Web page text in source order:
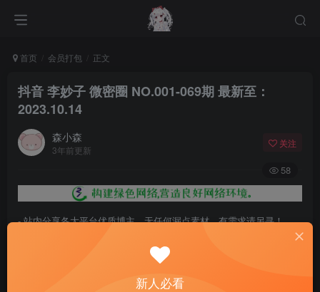
首页 会员打包 正文
抖音 李妙子 微密圈 NO.001-069期 最新至：
2023.10.14
森小森
3年前更新
关注
58
- 站内分享各大平台优质博主，无任何漏点素材，有需求请另寻！
- 百度网盘提示提取码错误，请更换浏览器重试，这是百度网盘版本问
- 遇见解压密码不对、无法解压，请查看《解压教程》
新人必看